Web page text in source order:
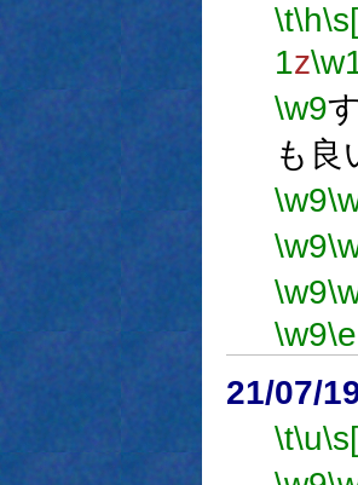
\t\h
1z
\w9
も良
\w9
\w9
\w9
\w9\e
21/07/
\t\u